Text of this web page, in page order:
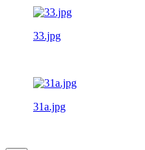
33.jpg
31a.jpg